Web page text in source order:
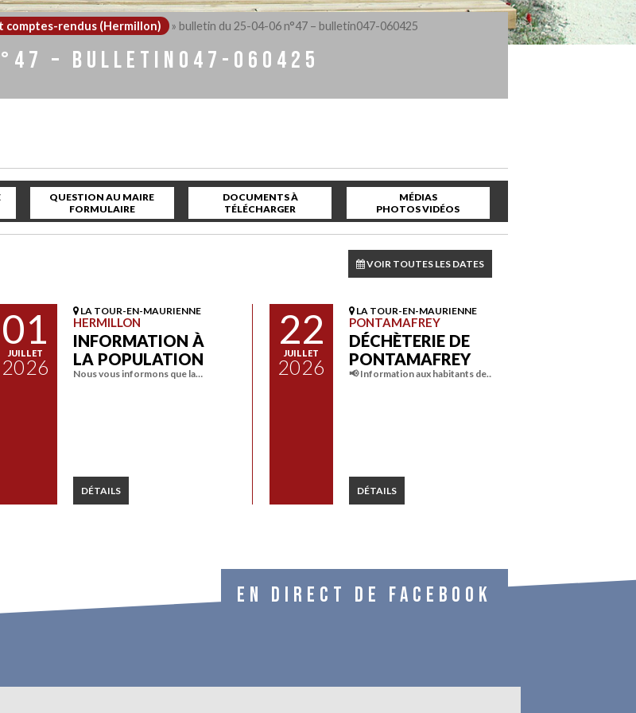
comptes-rendus (Hermillon) » bulletin du 25-04-06 n°47 – bulletin047-060425
– BULLETIN047-060425
QUESTION AU MAIRE
FORMULAIRE
DOCUMENTS À
TÉLÉCHARGER
MÉDIAS
PHOTOS VIDÉOS
VOIR TOUTES LES DATES
01
JUILLET
2026
LA TOUR-EN-MAURIENNE
HERMILLON
INFORMATION À
LA POPULATION
Nous vous informons que la…
DÉTAILS
22
JUILLET
2026
LA TOUR-EN-MAURIENNE
PONTAMAFREY
DÉCHÈTERIE DE
PONTAMAFREY
📢 Information aux habitants de…
DÉTAILS
EN DIRECT DE FACEBOOK